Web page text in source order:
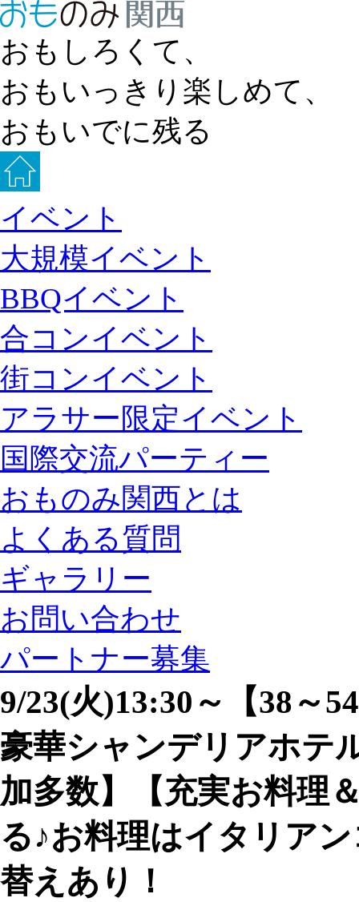
おもしろくて、
おもいっきり楽しめて、
おもいでに残る
イベント
大規模イベント
BBQイベント
合コンイベント
街コンイベント
アラサー限定イベント
国際交流パーティー
おものみ関西とは
よくある質問
ギャラリー
お問い合わせ
パートナー募集
9/23(火)13:30～【38～
豪華シャンデリアホテ
加多数】【充実お料理
る♪お料理はイタリア
替えあり！